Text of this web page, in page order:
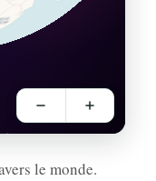
le monde.